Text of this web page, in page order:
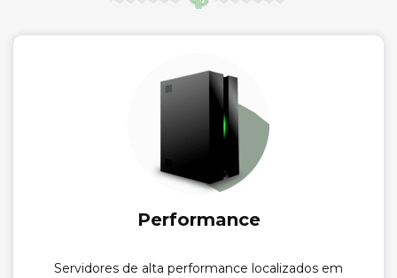
Performance
Servidores de alta performance localizados em